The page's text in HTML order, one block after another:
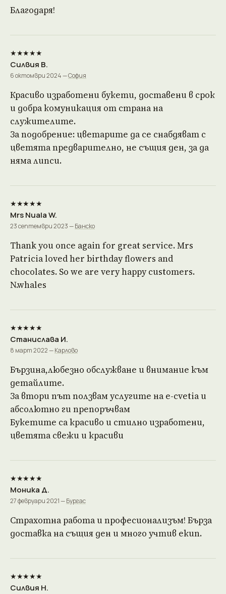
Благодаря!
★★★★★
Силвия В.
6 октомври 2024 —София
Красиво изработени букети, доставени в срок
и добра комуникация от страна на
служителите.
За подобрение: цветарите да се снабдяват с
цветята предварително, не същия ден, за да
няма липси.
★★★★★
Mrs Nuala W.
23 септември 2023 —Банско
Thank you once again for great service. Mrs
Patricia loved her birthday flowers and
chocolates. So we are very happy customers.
N.whales
★★★★★
Станислава И.
8 март 2022 —Карлово
Бързина,любезно обслужване и внимание към
детайлите.
За втори път ползвам услугите на е-cvetia и
абсолютно ги препоръчвам
Букетите са красиво и стилно изработени,
цветята свежи и красиви
★★★★★
Моника Д.
27 февруари 2021 —Бургас
Страхотна работа и професионализъм! Бърза
доставка на същия ден и много учтив екип.
★★★★★
Силвия Н.